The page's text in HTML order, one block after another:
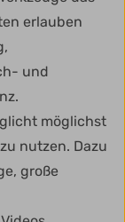
erlauben
und
möglichst
nutzen. Dazu
große